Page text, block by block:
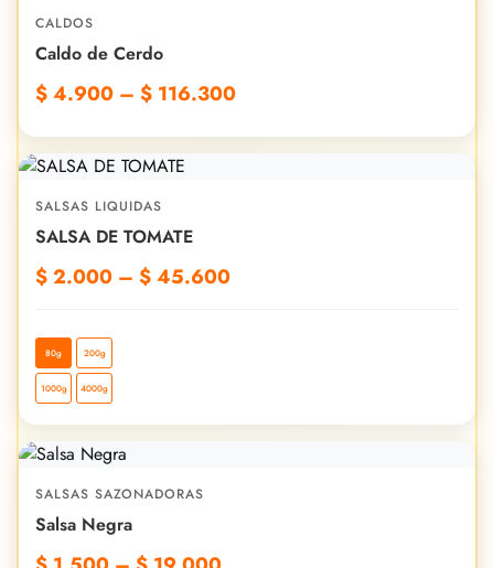
CALDOS
Caldo de Cerdo
$4.900 – $ 116.300
SALSAS LIQUIDAS
SALSA DE TOMATE
$2.000 – $45.600
80g 200g
1000g 4000g
SALSAS SAZONADORAS
Salsa Negra